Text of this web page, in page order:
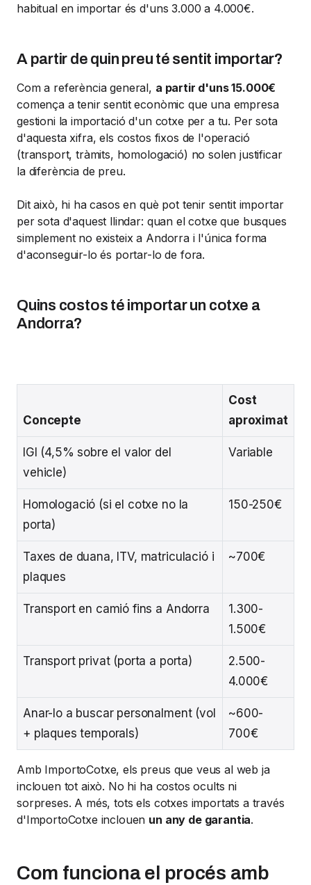
habitual en importar és d'uns 3.000 a 4.000€.
A partir de quin preu té sentit importar?
Com a referència general, a partir d'uns 15.000€
comença a tenir sentit econòmic que una empresa
gestioni la importació d'un cotxe per a tu. Per sota
d'aquesta xifra, els costos fixos de l'operació
(transport, tràmits, homologació) no solen justificar
la diferència de preu.
Dit això, hi ha casos en què pot tenir sentit importar
per sota d'aquest llindar: quan el cotxe que busques
simplement no existeix a Andorra i l'única forma
d'aconseguir-lo és portar-lo de fora.
Quins costos té importar un cotxe a
Andorra?
Concepte
Cost
aproximat
IGI (4,5% sobre el valor del
vehicle)
Variable
Homologació (si el cotxe no la
porta)
150-250€
Taxes de duana, ITV, matriculació i
plaques
~700€
Transport en camió fins a Andorra
1.300-
1.500€
Transport privat (porta a porta)
2.500-
4.000€
Anar-lo a buscar personalment (vol
+ plaques temporals)
~600-
700€
Amb ImportoCotxe, els preus que veus al web ja
inclouen tot això. No hi ha costos ocults ni
sorpreses. A més, tots els cotxes importats a través
d'ImportoCotxe inclouen un any de garantia.
Com funciona el procés amb